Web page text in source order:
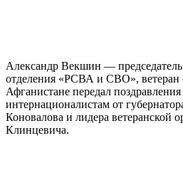
Александр Векшин — председатель
отделения «РСВА и СВО», ветеран
Афганистане передал
интернационалистам от
Коновалова и лидера ветеранской
Клинцевича.